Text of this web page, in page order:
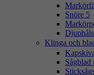
Snöre 5
Klinga och